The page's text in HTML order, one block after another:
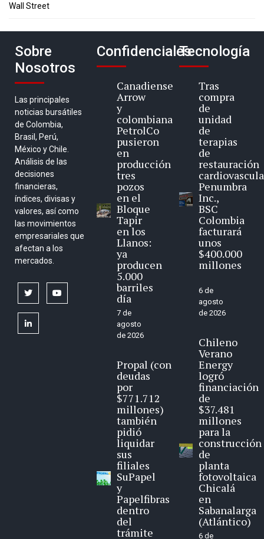
Wall Street
Sobre
Nosotros
Las principales
noticias bursátiles
de Colombia,
Brasil, Perú,
México y Chile.
Análisis de las
decisiones
financieras,
índices, divisas y
valores, así como
las movimientos
empresariales que
afectan a los
mercados.
twitter
linkedin
Confidenciales
Canadiense
Arrow
y
colombiana
PetrolCo
pusieron
en
producción
tres
pozos
en el
Bloque
Tapir
en los
Llanos:
ya
producen
5.000
barriles
día
7 de
agosto
de 2026
Propal (con
deudas
por
$771.712
millones)
también
pidió
liquidar
sus
filiales
SuPapel
y
Papelfibras
dentro
del
trámite
Tecnología
Tras
compra
de
unidad
de
terapias
de
restauración
Penumbra
Inc.,
BSC
Colombia
facturará
unos
$400.000
millones
6 de
agosto
de 2026
Chileno
Verano
Energy
logró
financiación
de
$37.481
millones
para la
construcción
de
planta
fotovoltaica
Chicalá
en
Sabanalarga
(Atlántico)
6 de